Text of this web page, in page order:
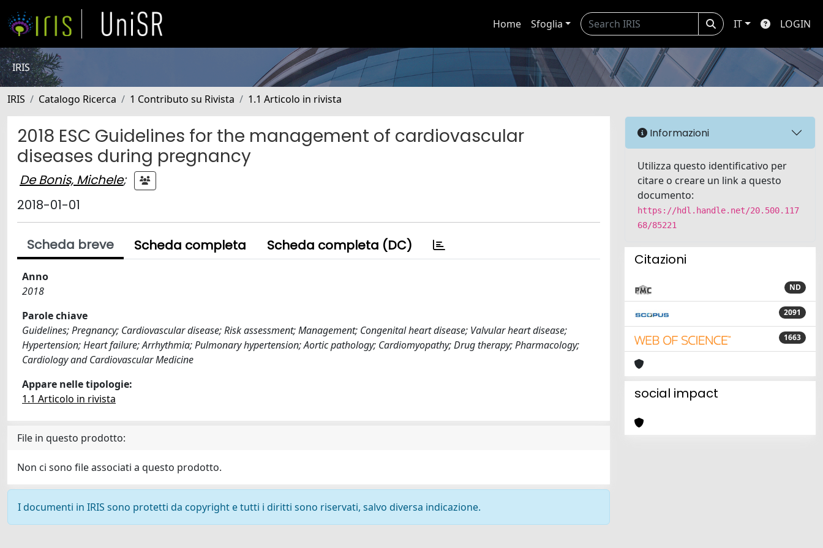
Home Sfoglia IT LOGIN
IRIS
IRIS Catalogo Ricerca 1 Contributo su Rivista 1.1 Articolo in rivista
2018 ESC Guidelines for the management of cardiovascular
diseases during pregnancy
De Bonis, Michele;
2018-01-01
Scheda breve Scheda completa Scheda completa (DC)
Anno
2018
Parole chiave
Guidelines; Pregnancy; Cardiovascular disease; Risk assessment; Management; Congenital heart disease; Valvular heart disease;
Hypertension; Heart failure; Arrhythmia; Pulmonary hypertension; Aortic pathology; Cardiomyopathy; Drug therapy; Pharmacology;
Cardiology and Cardiovascular Medicine
Appare nelle tipologie:
1.1 Articolo in rivista
File in questo prodotto:
Non ci sono file associati a questo prodotto.
I documenti in IRIS sono protetti da copyright e tutti i diritti sono riservati, salvo diversa indicazione.
Informazioni
Utilizza questo identificativo per
citare o creare un link a questo
documento:
https://hdl.handle.net/20.500.117
68/85221
Citazioni
ND
2091
1663
social impact